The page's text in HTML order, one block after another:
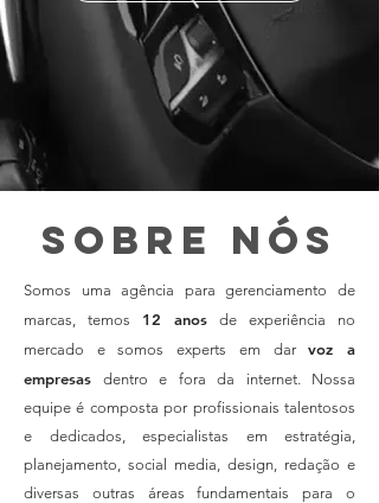
sobre nós
Somos uma agência para gerenciamento de
marcas, temos 12 anos de experiência no
mercado e somos experts em darvoz a
empresas
dentro e fora da internet. Nossa
equipe é composta por profissionais talentosos
e dedicados, especialistas em estratégia,
planejamento, social media, design, redação e
diversas outras áreas fundamentais para o